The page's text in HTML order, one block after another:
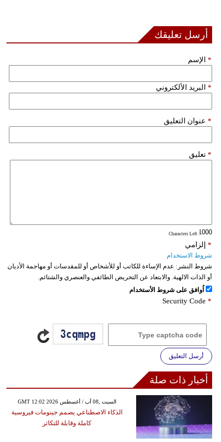
أرسل تعليقك
الإسم *
البريد الألكتروني *
عنوان التعليق *
تعليق *
: Characters Left
إلزامي *
شروط الاستخدام
شروط النشر: عدم الإساءة للكاتب أو للأشخاص أو للمقدسات أو مهاجمة الأديان
أو الذات الالهية. والابتعاد عن التحريض الطائفي والعنصري والشتائم.
اُوافق على شروط الأستخدام
Security Code *
أرسل التعليق
أخبار ذات صلة
GMT 12:02 2026 السبت ,08 آب / أغسطس
الذكاء الاصطناعي يصمم جينومات فيروسية
كاملة وقابلة للتكاثر